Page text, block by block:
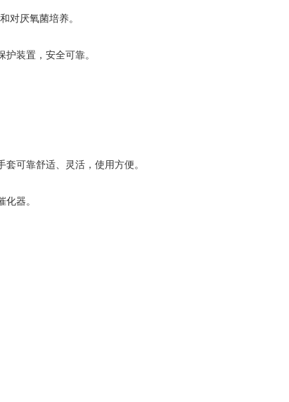
对厌氧菌培养。
装置，安全可靠。
可靠舒适、灵活，使用方便。
器。